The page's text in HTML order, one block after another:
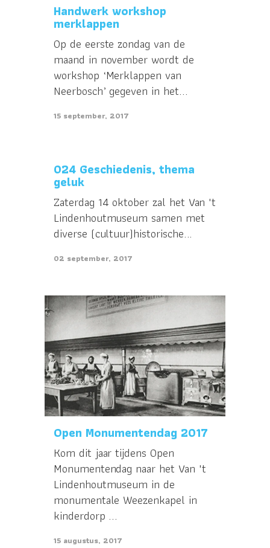
Handwerk workshop
merklappen
Op de eerste zondag van de
maand in november wordt de
workshop ‘Merklappen van
Neerbosch’ gegeven in het...
15 september, 2017
024 Geschiedenis, thema
geluk
Zaterdag 14 oktober zal het Van 't
Lindenhoutmuseum samen met
diverse (cultuur)historische...
02 september, 2017
Open Monumentendag 2017
Kom dit jaar tijdens Open
Monumentendag naar het Van 't
Lindenhoutmuseum in de
monumentale Weezenkapel in
kinderdorp ...
15 augustus, 2017